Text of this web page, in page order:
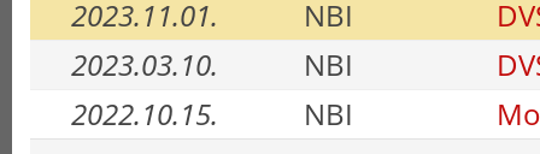
2023.11.01.
NBI
2023.03.10.
NBI
2022.10.15.
NBI